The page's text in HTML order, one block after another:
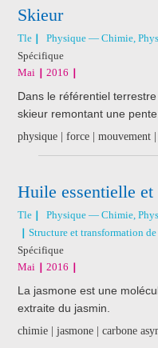
Skieur
Tle
Physique — Chimie,
Spécifique
Mai
2016
Dans le référentiel
skieur remontant une pente.
physique | force | mouvement
Huile essentielle et
Tle
Physique — Chimie,
Structure et transformation
Spécifique
Mai
2016
La jasmone est une
extraite du jasmin.
chimie | jasmone | carbone